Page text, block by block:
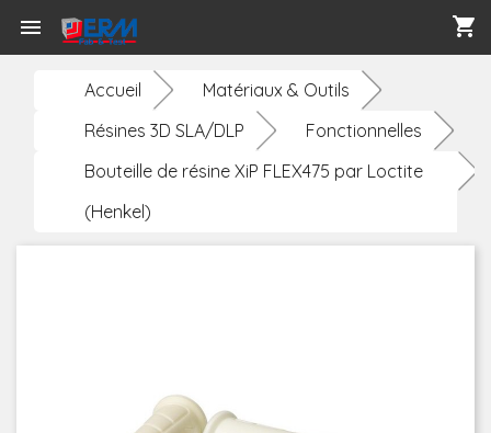
 shopping_cart
Accueil
Matériaux & Outils
Résines 3D SLA/DLP
Fonctionnelles
Bouteille de résine XiP FLEX475 par Loctite
(Henkel)